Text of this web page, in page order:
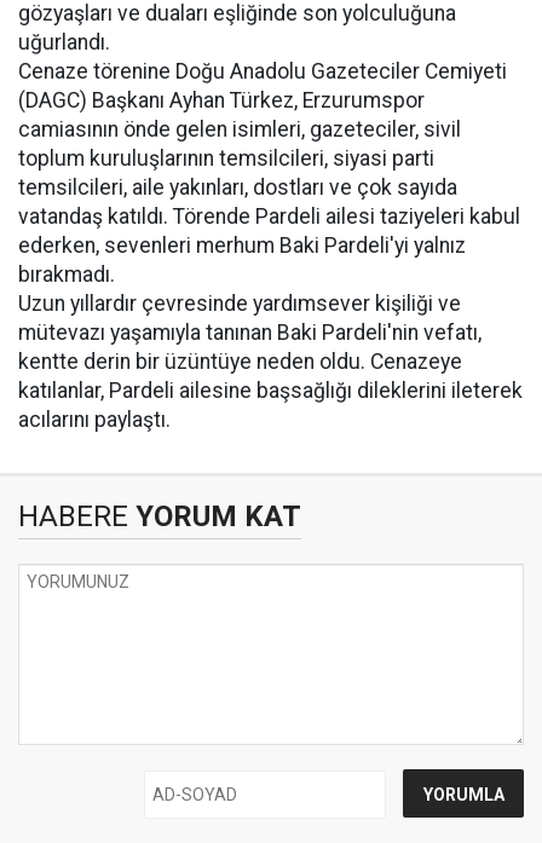
gözyaşları ve duaları eşliğinde son yolculuğuna
uğurlandı.
Cenaze törenine Doğu Anadolu Gazeteciler Cemiyeti
(DAGC) Başkanı Ayhan Türkez, Erzurumspor
camiasının önde gelen isimleri, gazeteciler, sivil
toplum kuruluşlarının temsilcileri, siyasi parti
temsilcileri, aile yakınları, dostları ve çok sayıda
vatandaş katıldı. Törende Pardeli ailesi taziyeleri kabul
ederken, sevenleri merhum Baki Pardeli'yi yalnız
bırakmadı.
Uzun yıllardır çevresinde yardımsever kişiliği ve
mütevazı yaşamıyla tanınan Baki Pardeli'nin vefatı,
kentte derin bir üzüntüye neden oldu. Cenazeye
katılanlar, Pardeli ailesine başsağlığı dileklerini ileterek
acılarını paylaştı.
HABERE YORUM KAT